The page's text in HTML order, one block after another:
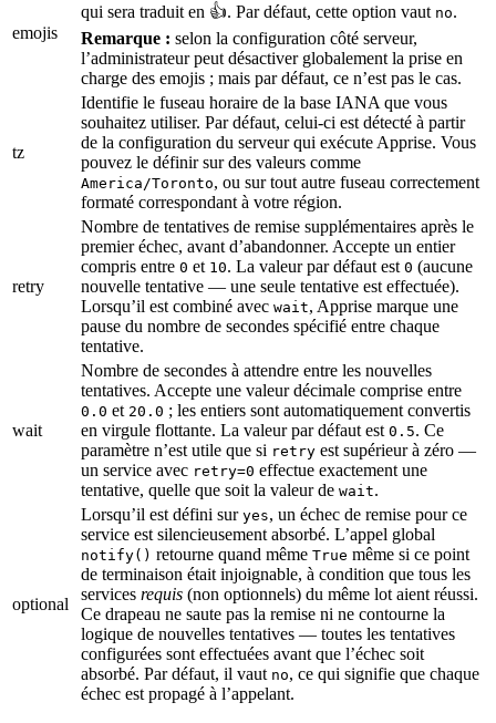
emojis
qui sera traduit en 👍. Par défaut, cette option vaut no.
Remarque : selon la configuration côté serveur,
l’administrateur peut désactiver globalement la prise en
charge des emojis ; mais par défaut, ce n’est pas le cas.
tz
Identifie le fuseau horaire de la base IANA que vous
souhaitez utiliser. Par défaut, celui-ci est détecté à partir
de la configuration du serveur qui exécute Apprise. Vous
pouvez le définir sur des valeurs comme
America/Toronto, ou sur tout autre fuseau correctement
formaté correspondant à votre région.
retry
Nombre de tentatives de remise supplémentaires après le
premier échec, avant d’abandonner. Accepte un entier
compris entre 0 et 10. La valeur par défaut est 0 (aucune
nouvelle tentative — une seule tentative est effectuée).
Lorsqu’il est combiné avec wait, Apprise marque une
pause du nombre de secondes spécifié entre chaque
tentative.
wait
Nombre de secondes à attendre entre les nouvelles
tentatives. Accepte une valeur décimale comprise entre
0.0 et 20.0 ; les entiers sont automatiquement convertis
en virgule flottante. La valeur par défaut est 0.5. Ce
paramètre n’est utile que si retry est supérieur à zéro —
un service avec retry=0 effectue exactement une
tentative, quelle que soit la valeur de wait.
optional
Lorsqu’il est défini sur yes, un échec de remise pour ce
service est silencieusement absorbé. L’appel global
notify() retourne quand même True même si ce point
de terminaison était injoignable, à condition que tous les
services requis (non optionnels) du même lot aient réussi.
Ce drapeau ne saute pas la remise ni ne contourne la
logique de nouvelles tentatives — toutes les tentatives
configurées sont effectuées avant que l’échec soit
absorbé. Par défaut, il vaut no, ce qui signifie que chaque
échec est propagé à l’appelant.